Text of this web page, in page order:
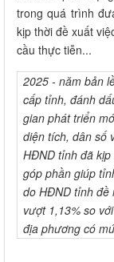
trong quá trình
kịp thời đề xuất
cầu thực tiễn...
2025 - năm bản
cấp tỉnh, đánh
gian phát triển
diện tích, dân số
HĐND tỉnh đã
góp phần giúp
do HĐND tỉnh đề
vượt 1,13% so
địa phương có